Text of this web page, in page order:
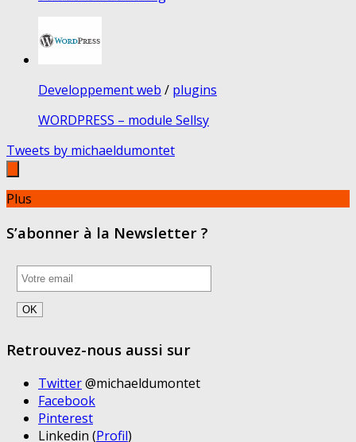
Developpement web / plugins
WORDPRESS – module Sellsy
Tweets by michaeldumontet
Plus
S’abonner à la Newsletter ?
Retrouvez-nous aussi sur
Twitter@michaeldumontet
Facebook
Pinterest
Linkedin (Profil)